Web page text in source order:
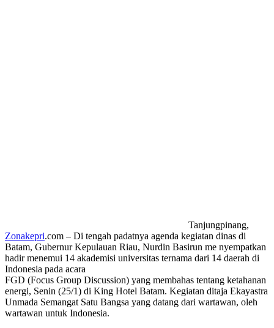
Tanjungpinang,
Zonakepri.com – Di tengah padatnya agenda kegiatan dinas di
Batam, Gubernur Kepulauan Riau, Nurdin Basirun me nyempatkan
hadir menemui 14 akademisi universitas ternama dari 14 daerah di
Indonesia pada acara
FGD (Focus Group Discussion) yang membahas tentang ketahanan
energi, Senin (25/1) di King Hotel Batam. Kegiatan ditaja Ekayastra
Unmada Semangat Satu Bangsa yang datang dari wartawan, oleh
wartawan untuk Indonesia.